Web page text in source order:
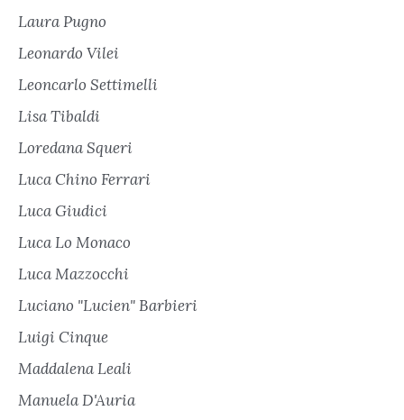
Laura Pugno
Leonardo Vilei
Leoncarlo Settimelli
Lisa Tibaldi
Loredana Squeri
Luca Chino Ferrari
Luca Giudici
Luca Lo Monaco
Luca Mazzocchi
Luciano "Lucien" Barbieri
Luigi Cinque
Maddalena Leali
Manuela D'Auria